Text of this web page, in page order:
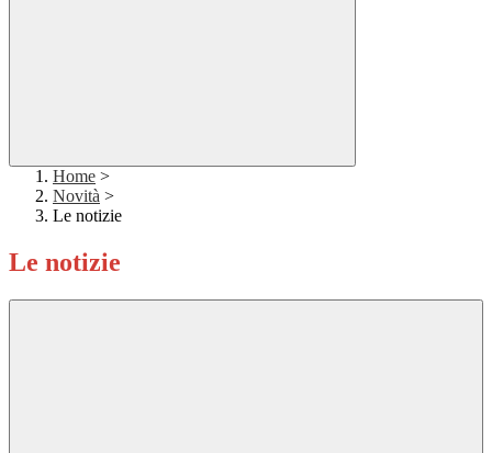
Home >
Novità >
Le notizie
Le notizie